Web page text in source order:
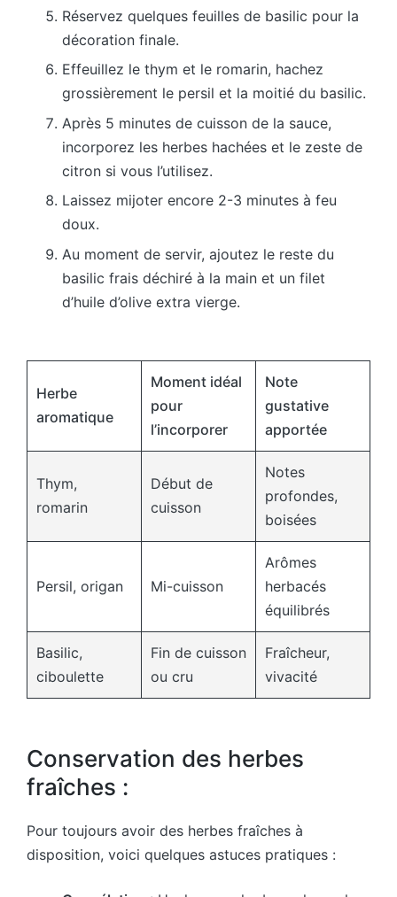
Réservez quelques feuilles de basilic pour la
décoration finale.
Effeuillez le thym et le romarin, hachez
grossièrement le persil et la moitié du basilic.
Après 5 minutes de cuisson de la sauce,
incorporez les herbes hachées et le zeste de
citron si vous l’utilisez.
Laissez mijoter encore 2-3 minutes à feu
doux.
Au moment de servir, ajoutez le reste du
basilic frais déchiré à la main et un filet
d’huile d’olive extra vierge.
Herbe
aromatique
Moment idéal
pour
l’incorporer
Note
gustative
apportée
Thym,
romarin
Début de
cuisson
Notes
profondes,
boisées
Persil, origan Mi-cuisson
Arômes
herbacés
équilibrés
Basilic,
ciboulette
Fin de cuisson
ou cru
Fraîcheur,
vivacité
Conservation des herbes
fraîches :
Pour toujours avoir des herbes fraîches à
disposition, voici quelques astuces pratiques :